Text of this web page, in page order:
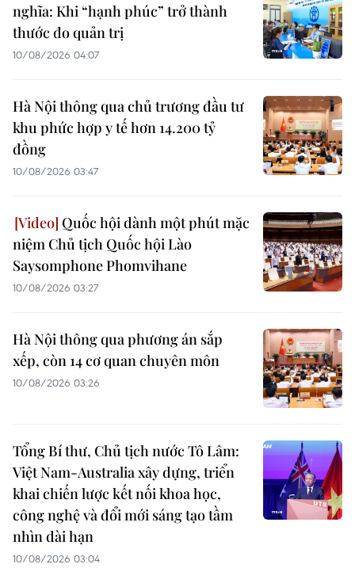
nghĩa: Khi “hạnh phúc” trở thành
thước đo quản trị
10/08/2026 04:07
Hà Nội thông qua chủ trương đầu tư
khu phức hợp y tế hơn 14.200 tỷ
đồng
10/08/2026 03:47
Quốc hội dành một phút mặc
niệm Chủ tịch Quốc hội Lào
Saysomphone Phomvihane
10/08/2026 03:27
Hà Nội thông qua phương án sắp
xếp, còn 14 cơ quan chuyên môn
10/08/2026 03:26
Tổng Bí thư, Chủ tịch nước Tô Lâm:
Việt Nam-Australia xây dựng, triển
khai chiến lược kết nối khoa học,
công nghệ và đổi mới sáng tạo tầm
nhìn dài hạn
10/08/2026 03:04